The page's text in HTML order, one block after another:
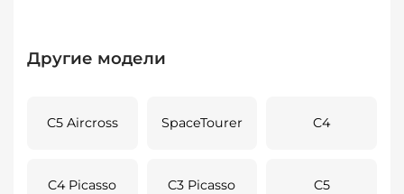
Другие модели
C5 Aircross SpaceTourer C4
C4 Picasso C3 Picasso C5